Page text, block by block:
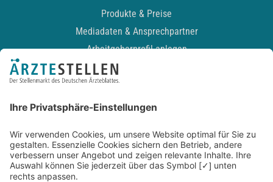
Produkte & Preise
Mediadaten & Ansprechpartner
Arbeitgeberprofil anlegen
Recruiting-Podcast
Kontakt
Datenschutz
Newsletter